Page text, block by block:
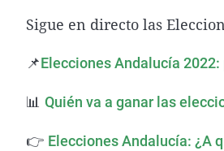
Sigue en directo las
📌Elecciones Andalucía
📊 Quién va a ganar las
👉 Elecciones Andalucía: ¿A